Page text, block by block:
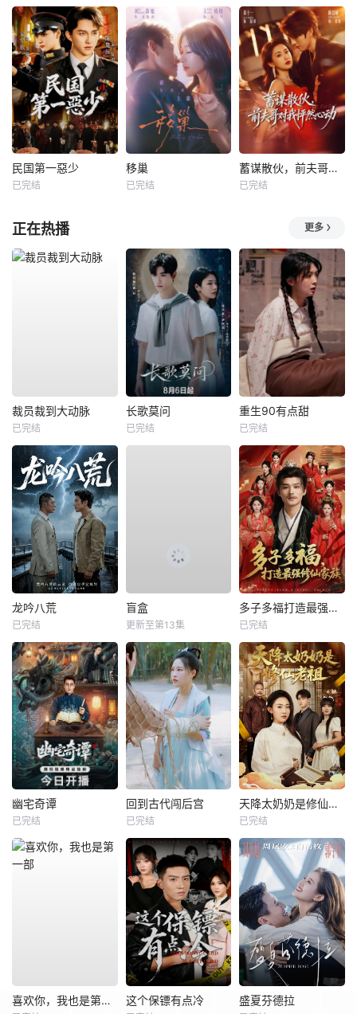
民国第一惡少
已完结
移巢
已完结
蓄谋散伙，前夫哥对我怦然心动
已完结
正在热播 更多
裁员裁到大动脉
已完结
长歌莫问
已完结
重生90有点甜
已完结
龙吟八荒
已完结
盲盒
更新至第13集
多子多福打造最强修仙家族
已完结
幽宅奇谭
已完结
回到古代闯后宫
已完结
天降太奶奶是修仙老祖
已完结
喜欢你，我也是第一部 这个保镖有点冷 盛夏芬德拉